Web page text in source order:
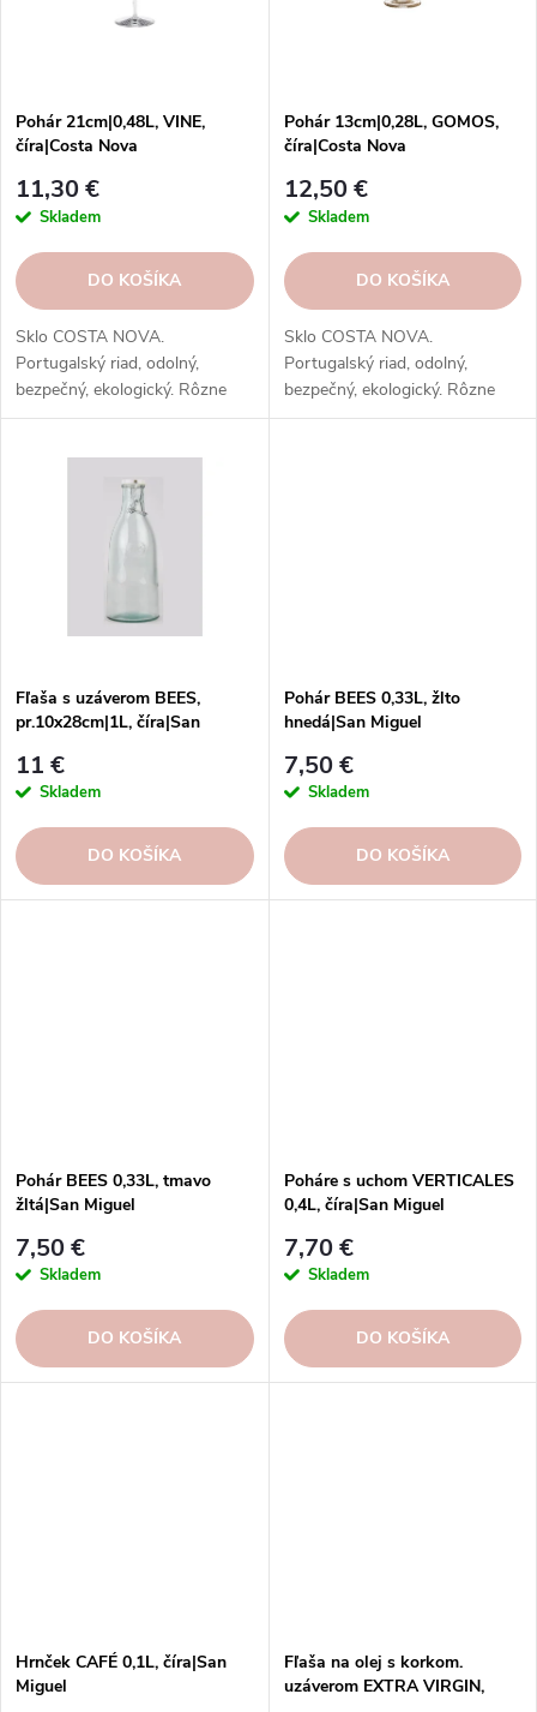
u
k
t
o
v
d
u
k
t
v
Pohár 21cm|0,48L, VINE,
číra|Costa Nova
11,30 €
Skladem
DO KOŠÍKA
Sklo COSTA NOVA.
Portugalský riad, odolný,
bezpečný, ekologický. Rôzne
druhy, farby, vzory. Na vodu,
Pohár 13cm|0,28L, GOMOS,
číra|Costa Nova
12,50 €
Skladem
DO KOŠÍKA
Sklo COSTA NOVA.
Portugalský riad, odolný,
bezpečný, ekologický. Rôzne
druhy, farby, vzory. Na vodu,
Fľaša s uzáverom BEES,
pr.10x28cm|1L, číra|San
11 €
Skladem
DO KOŠÍKA
Pohár BEES 0,33L, žlto
hnedá|San Miguel
7,50 €
Skladem
DO KOŠÍKA
Pohár BEES 0,33L, tmavo
žltá|San Miguel
7,50 €
Skladem
DO KOŠÍKA
Poháre s uchom VERTICALES
0,4L, číra|San Miguel
7,70 €
Skladem
DO KOŠÍKA
Hrnček CAFÉ 0,1L, číra|San
Miguel
Fľaša na olej s korkom.
uzáverom EXTRA VIRGIN,